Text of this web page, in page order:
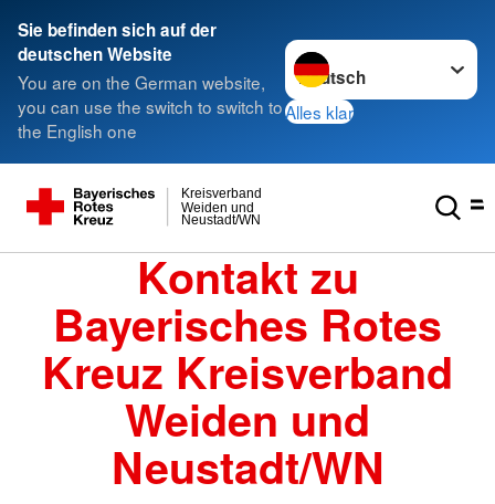
Sie befinden sich auf der
deutschen Website
You are on the German website,
you can use the switch to switch to
the English one
Sprache wechseln zu
Alles klar
Neustadt/WN
Weiden und
Kreisverband
Kontakt zu
Bayerisches Rotes
Kreuz Kreisverband
Weiden und
Neustadt/WN